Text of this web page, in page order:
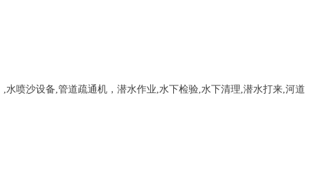
,水喷沙设备,管道疏通机 ， 潜水作业,水下检验,水下清理,潜水打来,河道